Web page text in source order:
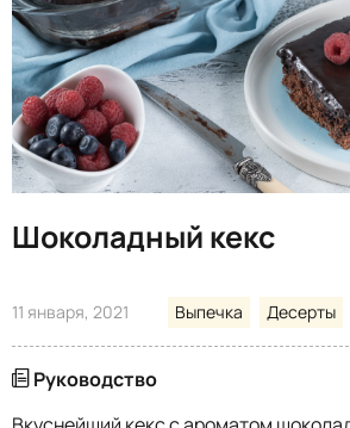
Шоколадный кекс
11 января, 2021 Выпечка Десерты
Руководство